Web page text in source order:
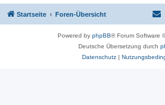
Startseite Foren-Übersicht
Powered by phpBB® Forum Software
Deutsche Übersetzung durch
Datenschutz|